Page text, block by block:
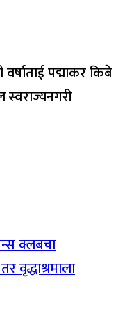
पद्माकर किबे